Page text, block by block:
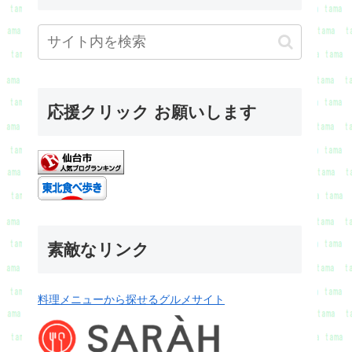
応援クリック お願いします
素敵なリンク
料理メニューから探せるグルメサイト